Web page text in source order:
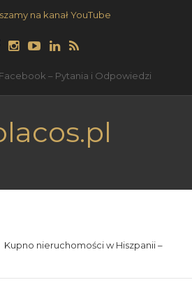
na kanał YouTube
– Pytania i Odpowiedzi
Kupno nieruchomości w Hiszpanii –